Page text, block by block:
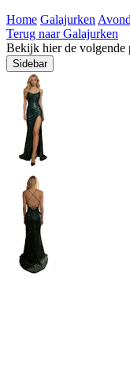
Home Galajurken
Terug naar Galajurken
Bekijk hier de volgende
Sidebar